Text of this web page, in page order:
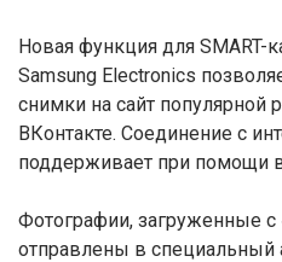
Новая функция для SMART-
Samsung Electronics
снимки на сайт популярной
ВКонтакте. Соединение с
поддерживает при помощи
Фотографии, загруженные
отправлены в